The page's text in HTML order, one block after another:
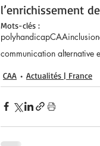
l’enrichissement
Mots-clés :
polyhandicapCAAinclusion
communication alternative
CAA Actualités | France